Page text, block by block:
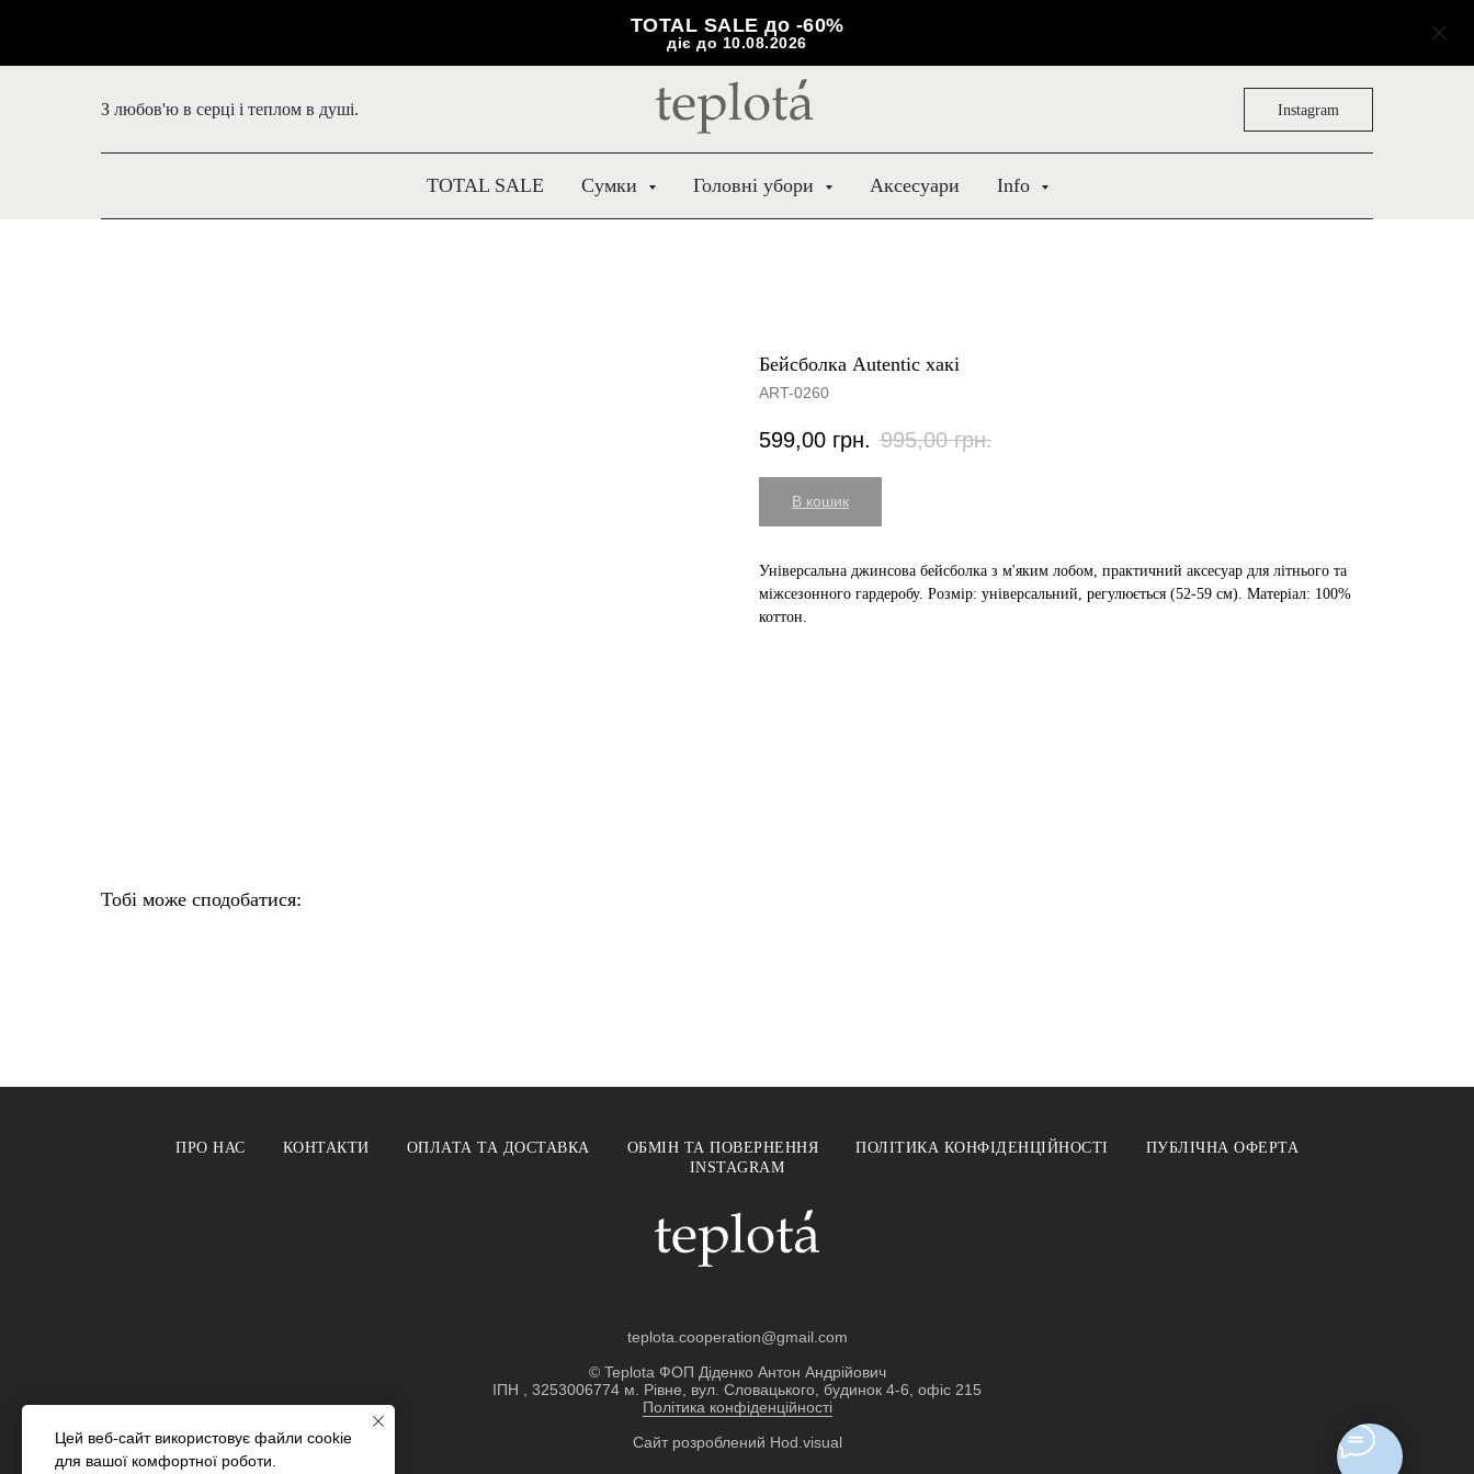
TOTAL SALE до -60%
діє до 10.08.2026
З любов'ю в серці і теплом в душі. Instagram
TOTAL SALE Сумки Головні убори Аксесуари Info
Бейсболка Autentic хакі
ART-0260
599,00 грн. 995,00 грн.
В кошик
Універсальна джинсова бейсболка з м'яким лобом, практичний аксесуар для літнього та
міжсезонного гардеробу. Розмір: універсальний, регулюється (52-59 см). Матеріал: 100%
коттон.
Тобі може сподобатися:
ПРО НАС КОНТАКТИ ОПЛАТА ТА ДОСТАВКА ОБМІН ТА ПОВЕРНЕННЯ ПОЛІТИКА КОНФІДЕНЦІЙНОСТІ
ПУБЛІЧНА ОФЕРТА
INSTAGRAM
teplota.cooperation@gmail.com
© Teplota ФОП Діденко Антон Андрійович
ІПН , 3253006774 м. Рівне, вул. Словацького, будинок 4-6, офіс 215
Політика конфіденційності
Сайт розроблений Hod.visual
Цей веб-сайт використовує файли cookie
для вашої комфортної роботи.